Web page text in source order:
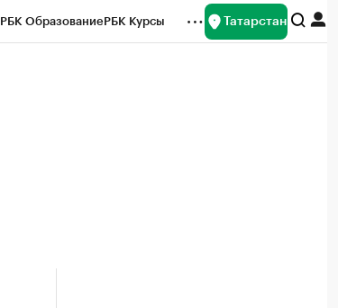
РБК ОбразованиеРБК Курсы Татарстан